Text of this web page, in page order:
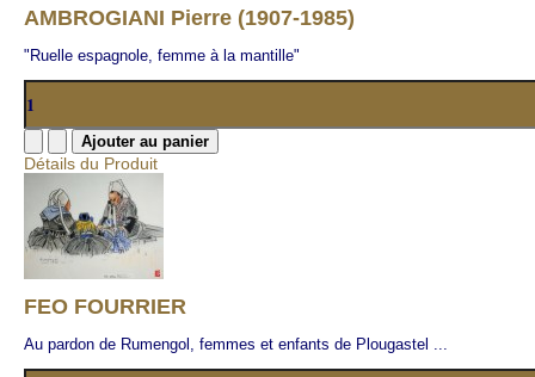
AMBROGIANI Pierre (1907-1985)
"Ruelle espagnole, femme à la mantille"
Détails du Produit
FEO FOURRIER
Au pardon de Rumengol, femmes et enfants de Plougastel ...